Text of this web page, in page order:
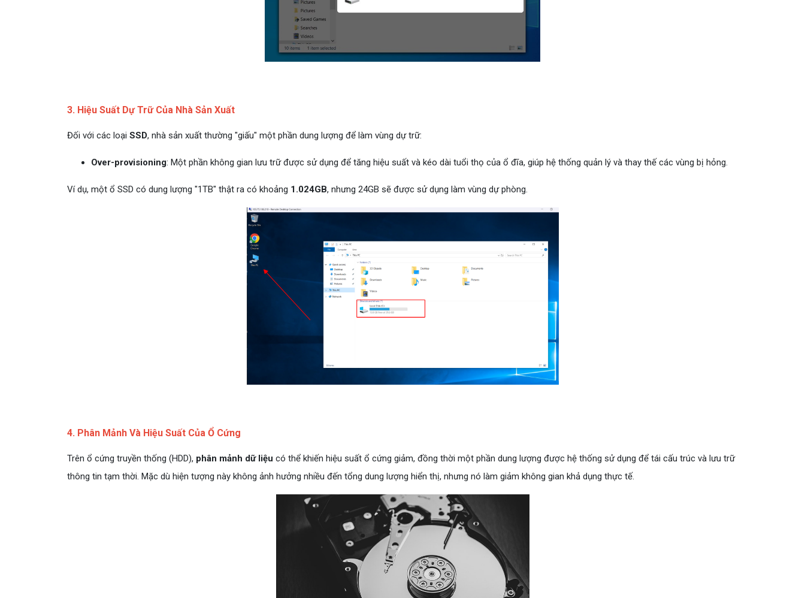
3. Hiệu Suất Dự Trữ Của Nhà Sản Xuất
Đối với các loại SSD, nhà sản xuất thường "giấu" một phần dung lượng để làm vùng dự trữ:
Over-provisioning: Một phần không gian lưu trữ được sử dụng để tăng hiệu suất và kéo dài tuổi thọ của ổ đĩa, giúp hệ thống quản lý và thay thế các vùng bị hỏng.
Ví dụ, một ổ SSD có dung lượng "1TB" thật ra có khoảng 1.024GB, nhưng 24GB sẽ được sử dụng làm vùng dự phòng.
4. Phân Mảnh Và Hiệu Suất Của Ổ Cứng
Trên ổ cứng truyền thống (HDD), phân mảnh dữ liệu có thể khiến hiệu suất ổ cứng giảm, đồng thời một phần dung lượng được hệ thống sử dụng để tái cấu trúc và lưu trữ
thông tin tạm thời. Mặc dù hiện tượng này không ảnh hưởng nhiều đến tổng dung lượng hiển thị, nhưng nó làm giảm không gian khả dụng thực tế.